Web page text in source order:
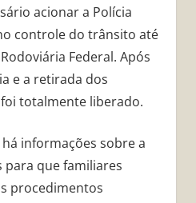
acionar a Polícia
controle do trânsito até
Federal. Após
e a retirada dos
totalmente liberado.
informações sobre a
para que familiares
procedimentos